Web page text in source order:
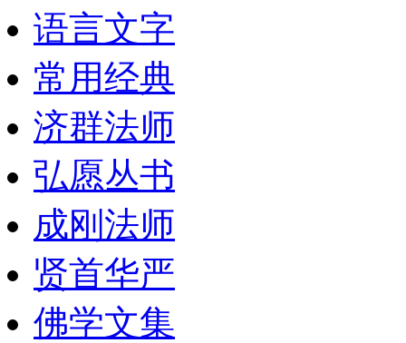
语言文字
常用经典
济群法师
弘愿丛书
成刚法师
贤首华严
佛学文集